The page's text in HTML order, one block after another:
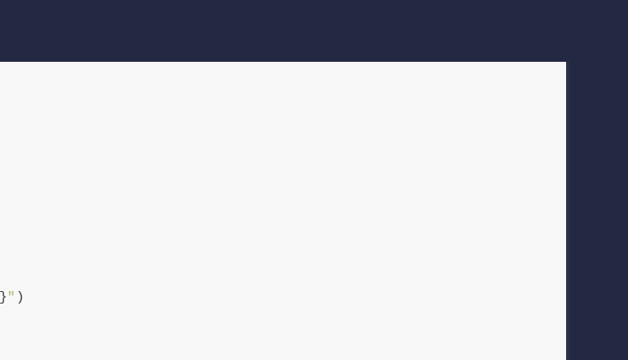
" )